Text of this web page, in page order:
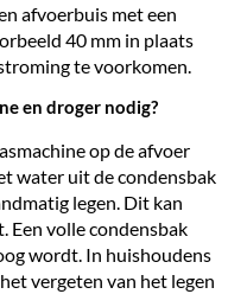
afvoerbuis met een
40 mm in plaats
te voorkomen.
en droger nodig?
op de afvoer
water uit de condensbak
legen. Dit kan
Een volle condensbak
wordt. In huishoudens
vergeten van het legen